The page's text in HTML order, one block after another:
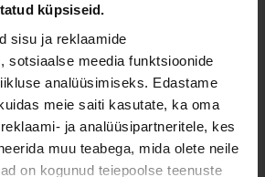
küpsiseid.
sisu ja reklaamide
sotsiaalse meedia funktsioonide
analüüsimiseks. Edastame
meie saiti kasutate, ka oma
ja analüüsipartneritele, kes
muu teabega, mida olete neile
on kogunud teiepoolse teenuste
Jeep
KIA
Land Rover
Lexus
Lynk&Co
Rolls-Royce
Saab
SEAT
Skoda